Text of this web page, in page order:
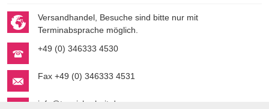
Versandhandel, Besuche sind bitte nur mit
Terminabsprache möglich.
+49 (0) 346333 4530
Fax +49 (0) 346333 4531
info@topsicherheit.de